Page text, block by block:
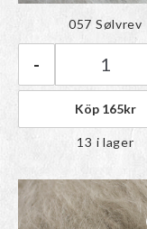
Färgen har lagts
paletten
-
057 Sølvrev
Köp 165kr
13 i lager